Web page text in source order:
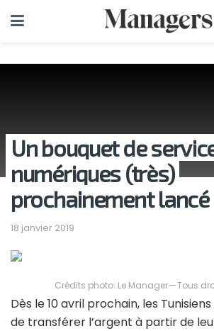
Un bouquet de
numériques (très)
prochainement lancé
18 janvier 2019
Crédits photo: Le Manager — Tous
Dès le 10 avril prochain, les
de transférer l’argent à partir de